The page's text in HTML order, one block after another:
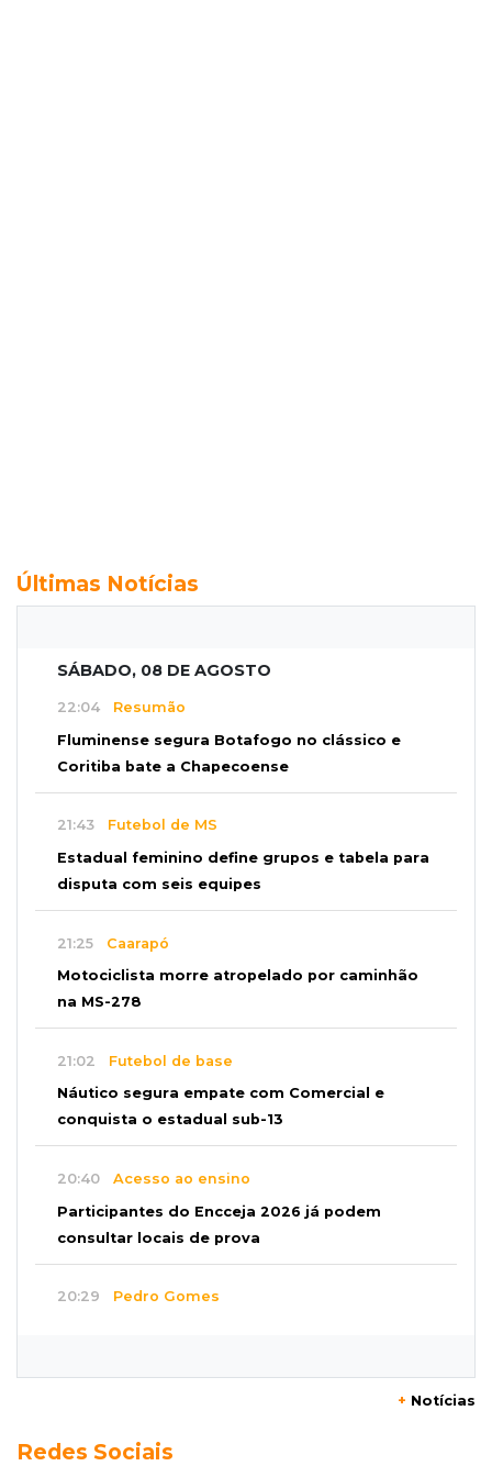
Últimas Notícias
SÁBADO, 08 DE AGOSTO
22:04 Resumão
Fluminense segura Botafogo no clássico e
Coritiba bate a Chapecoense
21:43 Futebol de MS
Estadual feminino define grupos e tabela para
disputa com seis equipes
21:25 Caarapó
Motociclista morre atropelado por caminhão
na MS-278
21:02 Futebol de base
Náutico segura empate com Comercial e
conquista o estadual sub-13
20:40 Acesso ao ensino
Participantes do Encceja 2026 já podem
consultar locais de prova
20:29 Pedro Gomes
Pantanal treina em Goiânia antes de jogo que
+ Notícias
Redes Sociais